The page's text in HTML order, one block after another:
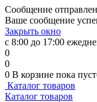
Сообщение
Ваше сообщение
Закрыть окно
с 8:00 до 17:00
0
0
0 В корзине пока
Каталог товаров
Каталог товаров